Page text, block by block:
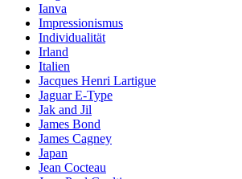
Ianva
Impressionismus
Individualität
Irland
Italien
Jacques Henri Lartigue
Jaguar E-Type
Jak and Jil
James Bond
James Cagney
Japan
Jean Cocteau